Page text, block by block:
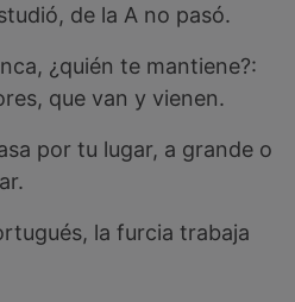
de la A no pasó.
¿quién te mantiene?:
que van y vienen.
por tu lugar, a grande o
la furcia trabaja